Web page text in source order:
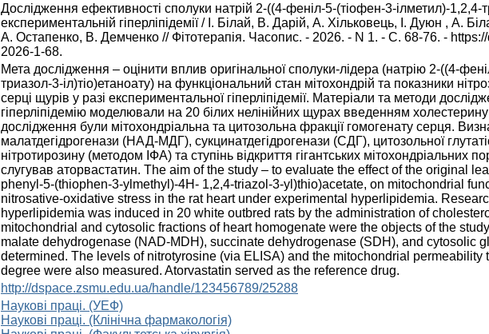
Дослідження ефективності сполуки натрій 2-((4-феніл-5-(тіофен-3-ілметил)-1,2,4-
експериментальній гіперліпідемії / І. Білай, В. Дарій, А. Хільковець, І. Дуюн , А.
А. Остапенко, В. Демченко // Фітотерапія. Часопис. - 2026. - N 1. - С. 68-76. -
2026-1-68.
Мета дослідження – оцінити вплив оригінальної сполуки-лідера (натрію 2-((4-
триазол-3-іл)тіо)етаноату) на функціональний стан мітохондрій та показники
серці щурів у разі експериментальної гіперліпідемії. Матеріали та методи
гіперліпідемію моделювали на 20 білих нелінійних щурах введенням
дослідження були мітохондріальна та цитозольна фракції гомогенату серця.
малатдегідрогенази (НАД-МДГ), сукцинатдегідрогенази (СДГ), цитозольної
нітротирозину (методом ІФА) та ступінь відкриття гігантських
слугував аторвастатин. The aim of the study – to evaluate the effect of the original
phenyl-5-(thiophen-3-ylmethyl)-4H- 1,2,4-triazol-3-yl)thio)acetate, on mitochondrial
nitrosative-oxidative stress in the rat heart under experimental hyperlipidemia.
hyperlipidemia was induced in 20 white outbred rats by the administration of
mitochondrial and cytosolic fractions of heart homogenate were the objects of the
malate dehydrogenase (NAD-MDH), succinate dehydrogenase (SDH), and cytosolic
determined. The levels of nitrotyrosine (via ELISA) and the mitochondrial permeability
degree were also measured. Atorvastatin served as the reference drug.
http://dspace.zsmu.edu.ua/handle/123456789/25288
Наукові праці. (УЕФ)
Наукові праці. (Клінічна фармакологія)